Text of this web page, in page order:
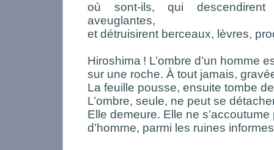
où sont-ils, qui
aveuglantes,
et détruisirent berceaux, lèvres,
Hiroshima ! L’ombre d’un homme
sur une roche. À tout jamais,
La feuille pousse, ensuite tombe de
L’ombre, seule, ne peut se
Elle demeure. Elle ne
d’homme, parmi les ruines